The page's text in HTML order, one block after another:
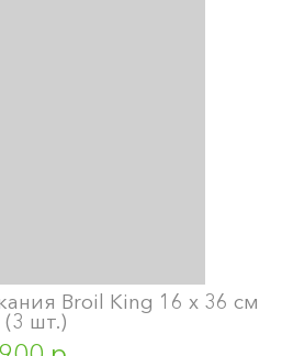
Broil King 16 х 36 см
(3 шт.)